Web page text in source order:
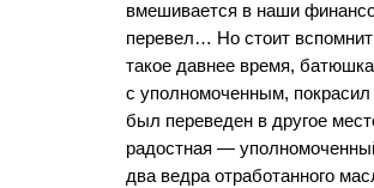
вмешивается в наши
перевел… Но стоит
такое давнее время,
с уполномоченным,
был переведен в другое
радостная —
два ведра отработанного